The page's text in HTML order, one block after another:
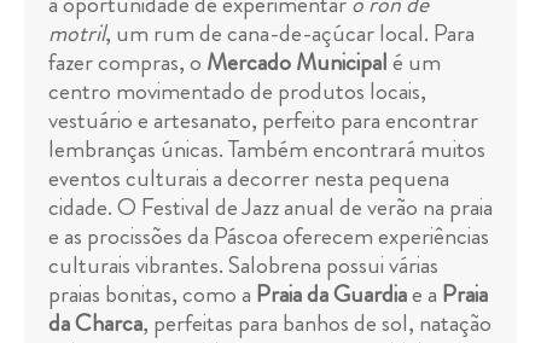
motril, um rum de cana-de-açúcar local. Para
fazer compras, o Mercado Municipalé um
centro movimentado de produtos locais,
vestuário e artesanato, perfeito para encontrar
lembranças únicas. Também encontrará muitos
eventos culturais a decorrer nesta pequena
cidade. O Festival de Jazz anual de verão na praia
e as procissões da Páscoa oferecem experiências
culturais vibrantes. Salobrena possui várias
praias bonitas, como a Praia da Guardiae a Praia
da Charca, perfeitas para banhos de sol, natação